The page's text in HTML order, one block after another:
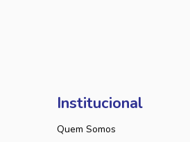
Institucional
Quem Somos